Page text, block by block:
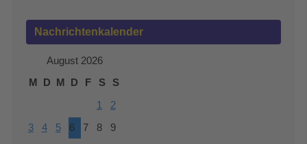
Nachrichtenkalender
August 2026
M
D M D F S S
1 2
3 4 5 6 7 8 9